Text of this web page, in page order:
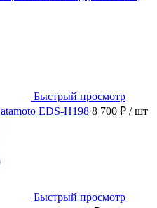
Быстрый просмотр
EDS-H198 8 700 ₽ / шт
Быстрый просмотр